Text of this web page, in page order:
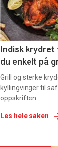
Indisk krydret
du enkelt på
Grill og sterke
kyllingvinger til
oppskriften.
Les hele saken